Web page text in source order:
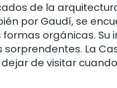
de la
por Gaudí, se
orgánicas. Su
La
de visitar